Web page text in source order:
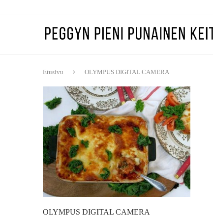
Etusivu OLYMPUS DIGITAL CAMERA
OLYMPUS DIGITAL CAMERA